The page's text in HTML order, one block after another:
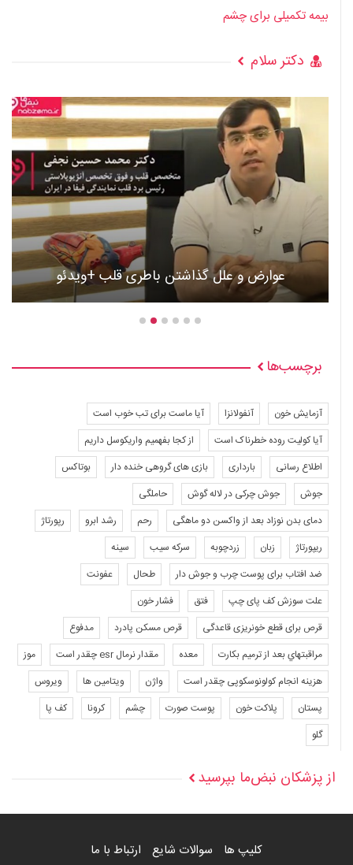
بیمه تکمیلی برای چشم
دکتر سلام
عوارض و علل گذاشتن باطری قلب +ویدئو
برچسب‌ها
آزمایش خون آنفولانزا
آیا ماست برای تب خوب است
آیا کولیت روده خطرناک است
از کجا بفهمیم واریکوسل داریم
اطلاع رسانی
بارداری بازی های گروهی خنده دار
بوتاکس
جوش
جوش چرکی در لاله گوش
حاملگی
دمای بدن نوزاد بعد از واکسن دو ماهگی
رحم رشد ابرو
رپورتاژ
ریپورتاژ
زبان زردچوبه سرکه سیب
سینه
ضد افتاب برای پوست چرب و جوش دار
طحال
عفونت
علت سوزش کف پای چپ
فتق
فشار خون
قرص برای قطع خونریزی قاعدگی
قرص مسکن پادرد
مدفوع
مراقبتهاي بعد از ترميم بكارت
معده مقدار نرمال esr چقدر است
موز
هزینه انجام کولونوسکوپی چقدر است
واژن ویتامین ها
ویروس
پستان
پلاکت خون پوست صورت چشم کرونا
کف پا
گلو
از پزشکان نبض‌ما بپرسید
کلیپ ها سوالات شایع ارتباط با ما